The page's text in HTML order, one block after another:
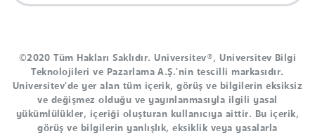
©2020 Tüm Hakları Saklıdır. Universitev®, Universitev Bilgi
Teknolojileri ve Pazarlama A.Ş.'nin tescilli markasıdır.
Universitev'de yer alan tüm içerik, görüş ve bilgilerin eksiksiz
ve değişmez olduğu ve yayınlanmasıyla ilgili yasal
yükümlülükler, içeriği oluşturan kullanıcıya aittir. Bu içerik,
görüş ve bilgilerin yanlışlık, eksiklik veya yasalarla